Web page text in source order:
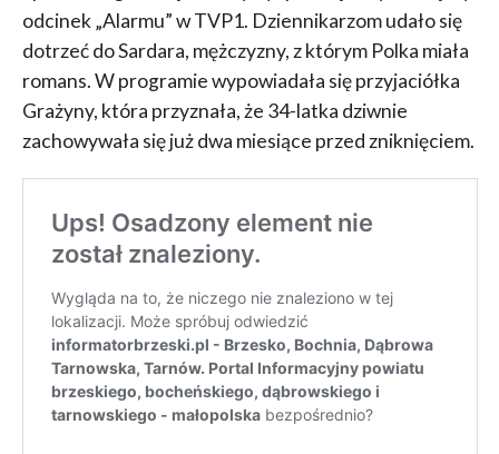
odcinek „Alarmu” w TVP1. Dziennikarzom udało się
dotrzeć do Sardara, mężczyzny, z którym Polka miała
romans. W programie wypowiadała się przyjaciółka
Grażyny, która przyznała, że 34-latka dziwnie
zachowywała się już dwa miesiące przed zniknięciem.